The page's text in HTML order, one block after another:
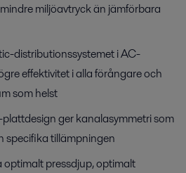
miljöavtryck än jämförbara
distributionssystemet i AC-
effektivitet i alla förångare och
som helst
ger kanalasymmetri som
specifika tillämpningen
optimalt pressdjup, optimalt